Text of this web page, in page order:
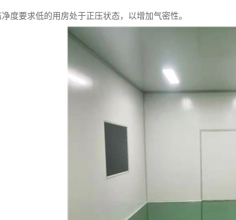
度要求低的用房处于正压状态，以增加气密性。